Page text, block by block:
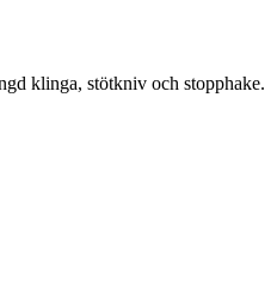
klinga, stötkniv och stopphake.